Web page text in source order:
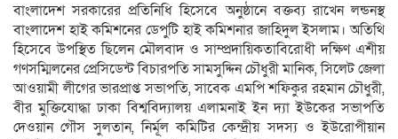
বাংলাদেশ সরকারের প্রতিনিধি হিসেবে অনুষ্ঠানে বক্তব্য রাখেন লন্ডনস্থ
বাংলাদেশ হাই কমিশনের ডেপুটি হাই কমিশনার জাহিদুল ইসলাম। অতিথি
হিসেবে উপস্থিত ছিলেন মৌলবাদ ও সাম্প্রদায়িকতাবিরোধী দক্ষিণ এশীয়
গণসম্মিলনের প্রেসিডেন্ট বিচারপতি সামসুদ্দিন চৌধুরী মানিক, সিলেট জেলা
আওয়ামী লীগের ভারপ্রাপ্ত সভাপতি, সাবেক এমপি শফিকুর রহমান চৌধুরী,
বীর মুক্তিযোদ্ধা ঢাকা বিশ্ববিদ্যালয় এলামনাই ইন দ্যা ইউকের সভাপতি
দেওয়ান গৌস সুলতান, নির্মূল কমিটির কেন্দ্রীয় সদস্য ও ইউরোপীয়ান